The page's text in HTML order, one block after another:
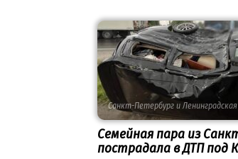
Санкт-Петербург и
Семейная пара из
пострадала в ДТП под